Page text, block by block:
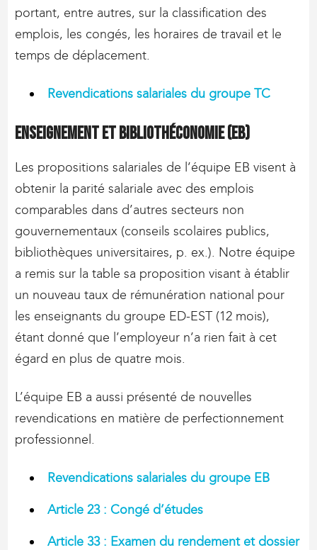
portant, entre autres, sur la classification des
emplois, les congés, les horaires de travail et le
temps de déplacement.
Revendications salariales du groupe TC
Enseignement et bibliothéconomie (EB)
Les propositions salariales de l’équipe EB visent à
obtenir la parité salariale avec des emplois
comparables dans d’autres secteurs non
gouvernementaux (conseils scolaires publics,
bibliothèques universitaires, p. ex.). Notre équipe
a remis sur la table sa proposition visant à établir
un nouveau taux de rémunération national pour
les enseignants du groupe ED-EST (12 mois),
étant donné que l’employeur n’a rien fait à cet
égard en plus de quatre mois.
L’équipe EB a aussi présenté de nouvelles
revendications en matière de perfectionnement
professionnel.
Revendications salariales du groupe EB
Article 23 : Congé d’études
Article 33 : Examen du rendement et dossier